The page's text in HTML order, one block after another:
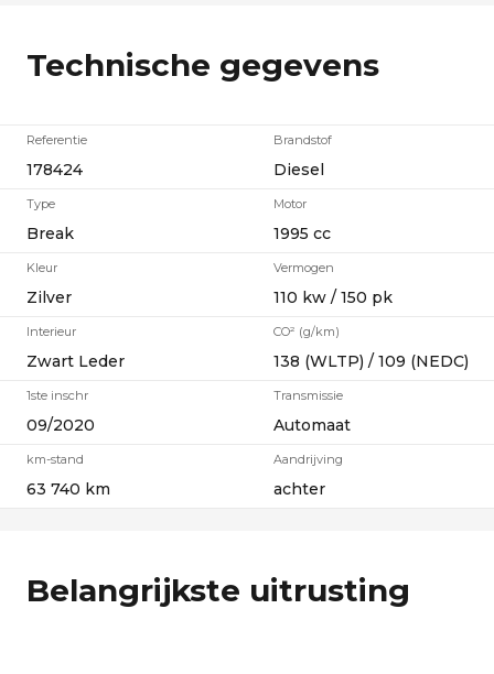
Technische gegevens
Referentie
178424
Type
Break
Kleur
Zilver
Interieur
Zwart Leder
1ste inschr
09/2020
km-stand
63 740 km
Brandstof
Diesel
Motor
1995 cc
Vermogen
110 kw / 150 pk
CO² (g/km)
138 (WLTP) / 109 (NEDC)
Transmissie
Automaat
Aandrijving
achter
Belangrijkste uitrusting